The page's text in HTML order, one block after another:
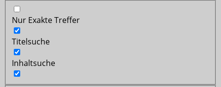
Nur Exakte Treffer
Titelsuche
Inhaltsuche